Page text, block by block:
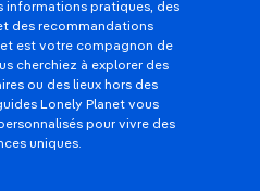
informations pratiques, des
des recommandations
est votre compagnon de
cherchiez à explorer des
ou des lieux hors des
Lonely Planet vous
pour vivre des
uniques.